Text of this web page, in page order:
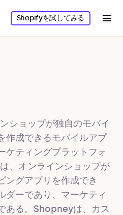
Shopifyを試してみる
ショップが独自のモバイ
作成できるモバイルアプ
ケティングプラットフォ
、オンラインショップが
ングアプリを作成でき
ダーであり、マーケティ
ある。Shopneyは、カス